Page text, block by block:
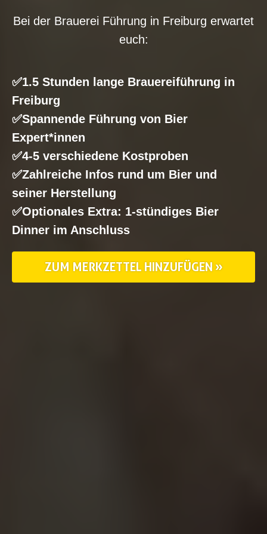
Bei der Brauerei Führung in Freiburg erwartet
euch:
✅1.5 Stunden lange Brauereiführung in
Freiburg
✅Spannende Führung von Bier
Expert*innen
✅4-5 verschiedene Kostproben
✅Zahlreiche Infos rund um Bier und
seiner Herstellung
✅Optionales Extra: 1-stündiges Bier
Dinner im Anschluss
ZUM MERKZETTEL HINZUFÜGEN »